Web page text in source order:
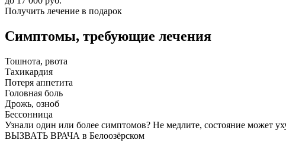
Получить лечение в подарок
Симптомы, требующие лечения
Тошнота, рвота
Тахикардия
Потеря аппетита
Головная боль
Дрожь, озноб
Бессонница
Узнали один или более симптомов? Не медлите, состояние может
ВЫЗВАТЬ ВРАЧА в Белоозёрском